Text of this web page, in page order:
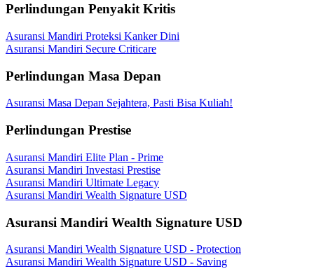
Perlindungan Penyakit Kritis
Asuransi Mandiri Proteksi Kanker Dini
Asuransi Mandiri Secure Criticare
Perlindungan Masa Depan
Asuransi Masa Depan Sejahtera, Pasti Bisa Kuliah!
Perlindungan Prestise
Asuransi Mandiri Elite Plan - Prime
Asuransi Mandiri Investasi Prestise
Asuransi Mandiri Ultimate Legacy
Asuransi Mandiri Wealth Signature USD
Asuransi Mandiri Wealth Signature USD
Asuransi Mandiri Wealth Signature USD - Protection
Asuransi Mandiri Wealth Signature USD - Saving